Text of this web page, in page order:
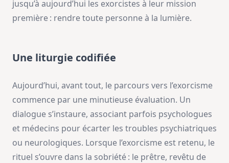
jusqu’à aujourd’hui les exorcistes à leur mission
première : rendre toute personne à la lumière.
Une liturgie codifiée
Aujourd’hui, avant tout, le parcours vers l’exorcisme
commence par une minutieuse évaluation. Un
dialogue s’instaure, associant parfois psychologues
et médecins pour écarter les troubles psychiatriques
ou neurologiques. Lorsque l’exorcisme est retenu, le
rituel s’ouvre dans la sobriété : le prêtre, revêtu de